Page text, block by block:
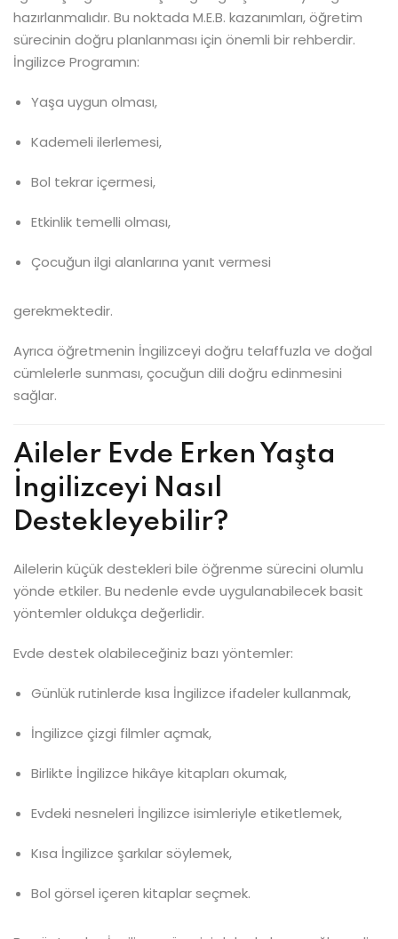
hazırlanmalıdır. Bu noktada M.E.B. kazanımları, öğretim
sürecinin doğru planlanması için önemli bir rehberdir.
İngilizce Programın:
Yaşa uygun olması,
Kademeli ilerlemesi,
Bol tekrar içermesi,
Etkinlik temelli olması,
Çocuğun ilgi alanlarına yanıt vermesi
gerekmektedir.
Ayrıca öğretmenin İngilizceyi doğru telaffuzla ve doğal
cümlelerle sunması, çocuğun dili doğru edinmesini
sağlar.
Aileler Evde Erken Yaşta
İngilizceyi Nasıl
Destekleyebilir?
Ailelerin küçük destekleri bile öğrenme sürecini olumlu
yönde etkiler. Bu nedenle evde uygulanabilecek basit
yöntemler oldukça değerlidir.
Evde destek olabileceğiniz bazı yöntemler:
Günlük rutinlerde kısa İngilizce ifadeler kullanmak,
İngilizce çizgi filmler açmak,
Birlikte İngilizce hikâye kitapları okumak,
Evdeki nesneleri İngilizce isimleriyle etiketlemek,
Kısa İngilizce şarkılar söylemek,
Bol görsel içeren kitaplar seçmek.